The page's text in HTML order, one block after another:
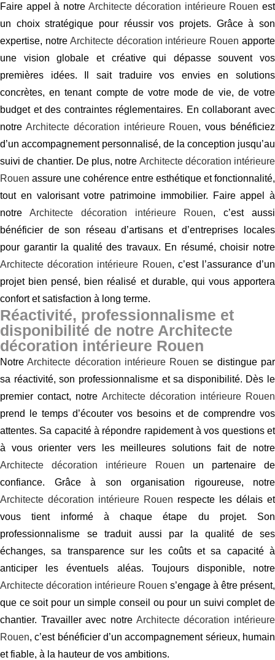
Faire appel à notre Architecte décoration intérieure Rouen est
un choix stratégique pour réussir vos projets. Grâce à son
expertise, notre Architecte décoration intérieure Rouen apporte
une vision globale et créative qui dépasse souvent vos
premières idées. Il sait traduire vos envies en solutions
concrètes, en tenant compte de votre mode de vie, de votre
budget et des contraintes réglementaires. En collaborant avec
notre Architecte décoration intérieure Rouen, vous bénéficiez
d’un accompagnement personnalisé, de la conception jusqu’au
suivi de chantier. De plus, notre Architecte décoration intérieure
Rouen assure une cohérence entre esthétique et fonctionnalité,
tout en valorisant votre patrimoine immobilier. Faire appel à
notre Architecte décoration intérieure Rouen, c’est aussi
bénéficier de son réseau d’artisans et d’entreprises locales
pour garantir la qualité des travaux. En résumé, choisir notre
Architecte décoration intérieure Rouen, c’est l’assurance d’un
projet bien pensé, bien réalisé et durable, qui vous apportera
confort et satisfaction à long terme.
Réactivité, professionnalisme et
disponibilité de notre Architecte
décoration intérieure Rouen
NotreArchitecte décoration intérieure Rouen se distingue par
sa réactivité, son professionnalisme et sa disponibilité. Dès le
premier contact, notre Architecte décoration intérieure Rouen
prend le temps d’écouter vos besoins et de comprendre vos
attentes. Sa capacité à répondre rapidement à vos questions et
à vous orienter vers les meilleures solutions fait de notre
Architecte décoration intérieure Rouen un partenaire de
confiance. Grâce à son organisation rigoureuse, notre
Architecte décoration intérieure Rouen respecte les délais et
vous tient informé à chaque étape du projet. Son
professionnalisme se traduit aussi par la qualité de ses
échanges, sa transparence sur les coûts et sa capacité à
anticiper les éventuels aléas. Toujours disponible, notre
Architecte décoration intérieure Rouen s’engage à être présent,
que ce soit pour un simple conseil ou pour un suivi complet de
chantier. Travailler avec notre Architecte décoration intérieure
Rouen, c’est bénéficier d’un accompagnement sérieux, humain
et fiable, à la hauteur de vos ambitions.